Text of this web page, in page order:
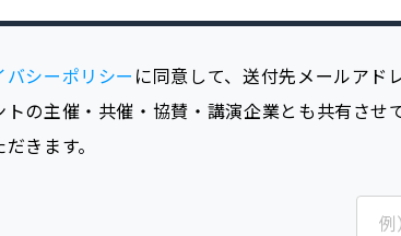
バシーポリシー に同意して、送付先メールアド
の主催・共催・協賛・講演企業とも共有さ
きます。